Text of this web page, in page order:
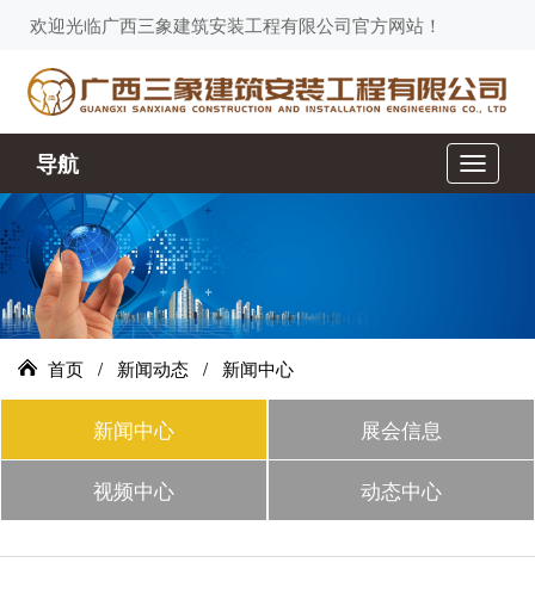
欢迎光临广西三象建筑安装工程有限公司官方网站！
切
换
导航
首页 / 新闻动态 / 新闻中心
新闻中心 展会信息
视频中心 动态中心